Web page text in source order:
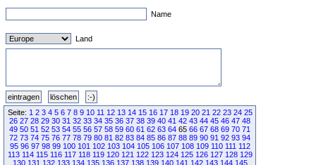
Name
Land
Seite: 1 2 3 4 5 6 7 8 9 10 11 12 13 14 15 16 17 18 19 20 21 22 23 24 25
26 27 28 29 30 31 32 33 34 35 36 37 38 39 40 41 42 43 44 45 46 47 48
49 50 51 52 53 54 55 56 57 58 59 60 61 62 63 64 65 66 67 68 69 70 71
72 73 74 75 76 77 78 79 80 81 82 83 84 85 86 87 88 89 90 91 92 93 94
95 96 97 98 99 100 101 102 103 104 105 106 107 108 109 110 111 112
113 114 115 116 117 118 119 120 121 122 123 124 125 126 127 128 129
130 131 132 133 134 135 136 137 138 139 140 141 142 143 144 145